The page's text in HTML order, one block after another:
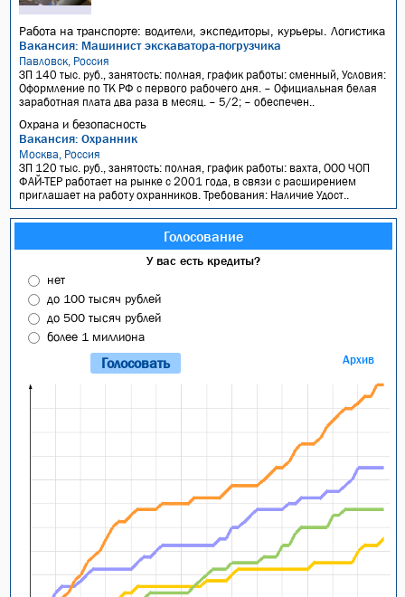
Работа на транспорте: водители, экспедиторы, курьеры. Логистика
Вакансия: Машинист экскаватора-погрузчика
Павловск, Россия
ЗП 140 тыс. руб., занятость: полная, график работы: сменный, Условия:
Оформление по ТК РФ с первого рабочего дня. – Официальная белая
заработная плата два раза в месяц. – 5/2; – обеспечен..
Охрана и безопасность
Вакансия: Охранник
Москва, Россия
ЗП 120 тыс. руб., занятость: полная, график работы: вахта, ООО ЧОП
ФАЙ-ТЕР работает на рынке с 2001 года, в связи с расширением
приглашает на работу охранников. Требования: Наличие Удост..
Голосование
У вас есть кредиты?
нет
до 100 тысяч рублей
до 500 тысяч рублей
более 1 миллиона
Архив